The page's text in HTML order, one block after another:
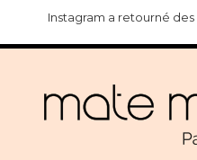
Instagram a retourné